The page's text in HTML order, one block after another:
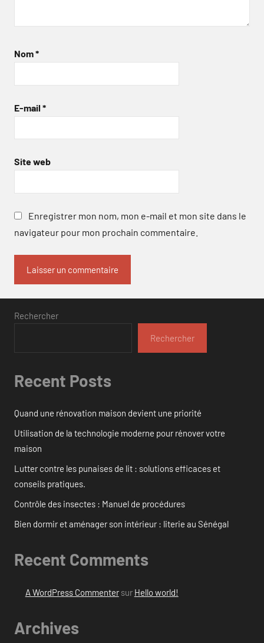
Nom*
E-mail *
Site web
Enregistrer mon nom, mon e-mail et mon site dans le
navigateur pour mon prochain commentaire.
Rechercher
Rechercher
Recent Posts
Quand une rénovation maison devient une priorité
Utilisation de la technologie moderne pour rénover votre
maison
Lutter contre les punaises de lit : solutions efficaces et
conseils pratiques.
Contrôle des insectes : Manuel de procédures
Bien dormir et aménager son intérieur : literie au Sénégal
Recent Comments
A WordPress Commentersur Hello world!
Archives